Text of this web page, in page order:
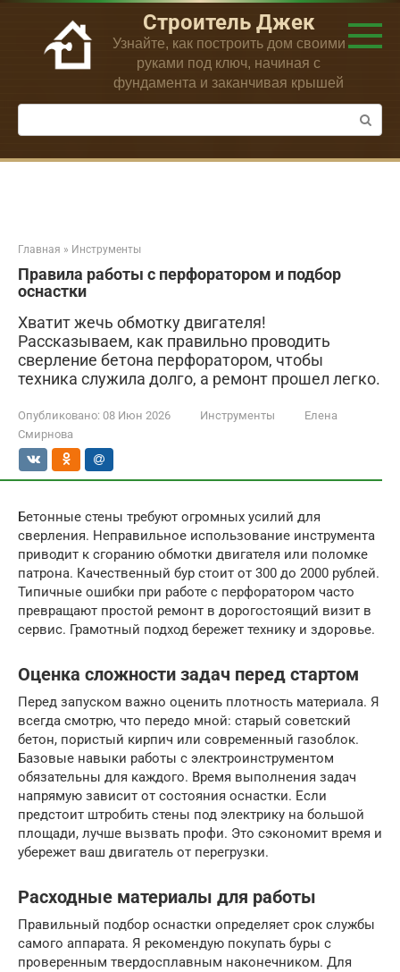
Перейти
контенту
Строитель Джек
Узнайте, как построить дом своими
руками под ключ, начиная с
фундамента и заканчивая крышей
Поиск:
Главная » Инструменты
Правила работы с перфоратором и подбор
оснастки
Хватит жечь обмотку двигателя!
Рассказываем, как правильно проводить
сверление бетона перфоратором, чтобы
техника служила долго, а ремонт прошел легко.
Опубликовано: 08 Июн 2026 Инструменты
Елена
Смирнова
Бетонные стены требуют огромных усилий для
сверления. Неправильное использование инструмента
приводит к сгоранию обмотки двигателя или поломке
патрона. Качественный бур стоит от 300 до 2000 рублей.
Типичные ошибки при работе с перфоратором часто
превращают простой ремонт в дорогостоящий визит в
сервис. Грамотный подход бережет технику и здоровье.
Оценка сложности задач перед стартом
Перед запуском важно оценить плотность материала. Я
всегда смотрю, что передо мной: старый советский
бетон, пористый кирпич или современный газоблок.
Базовые навыки работы с электроинструментом
обязательны для каждого. Время выполнения задач
напрямую зависит от состояния оснастки. Если
предстоит штробить стены под электрику на большой
площади, лучше вызвать профи. Это сэкономит время и
убережет ваш двигатель от перегрузки.
Расходные материалы для работы
Правильный подбор оснастки определяет срок службы
самого аппарата. Я рекомендую покупать буры с
проверенным твердосплавным наконечником. Для